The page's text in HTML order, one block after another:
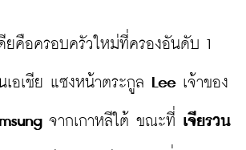
ยคือครอบครัวใหม่ที่ครองอันดับ 1
เอเชีย แซงหน้าตระกูล Lee เจ้าของ
จากเกาหลีใต้ ขณะที่ เจียรวน